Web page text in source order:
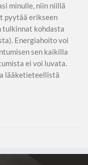
minulle, niin niillä
pyytää erikseen
tulkinnat kohdasta
Energiahoito voi
sen kaikilla
ei voi luvata.
lääketieteellistä